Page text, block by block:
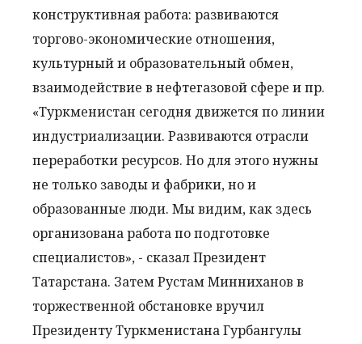
конструктивная работа: развиваются
торгово-экономические отношения,
культурный и образовательный обмен,
взаимодействие в нефтегазовой сфере и пр.
«Туркменистан сегодня движется по линии
индустриализации. Развиваются отрасли
переработки ресурсов. Но для этого нужны
не только заводы и фабрики, но и
образованные люди. Мы видим, как здесь
организована работа по подготовке
специалистов», - сказал Президент
Татарстана. Затем Рустам Минниханов в
торжественной обстановке вручил
Президенту Туркменистана Гурбангулы